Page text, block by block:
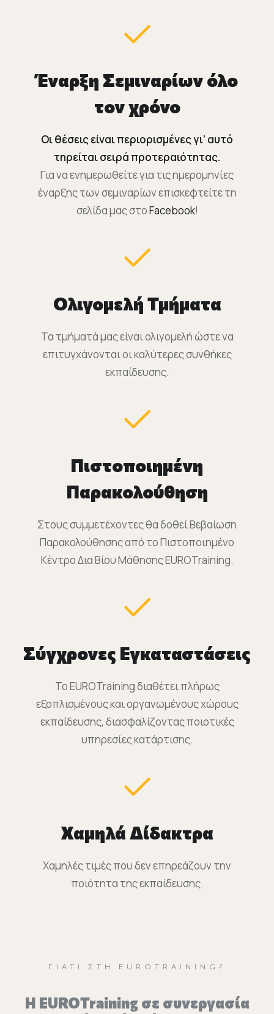
Έναρξη Σεμιναρίων όλο
τον χρόνο
Οι θέσεις είναι περιορισμένες γι’ αυτό
τηρείται σειρά προτεραιότητας.
Για να ενημερωθείτε για τις ημερομηνίες
έναρξης των σεμιναρίων επισκεφτείτε τη
σελίδα μας στοFacebook!
Ολιγομελή Τμήματα
Τα τμήματά μας είναι ολιγομελή ώστε να
επιτυγχάνονται οι καλύτερες συνθήκες
εκπαίδευσης.
Πιστοποιημένη
Παρακολούθηση
Στους συμμετέχοντες θα δοθεί Βεβαίωση
Παρακολούθησης από το Πιστοποιημένο
Κέντρο Δια Βίου Μάθησης EUROTraining.
Σύγχρονες Εγκαταστάσεις
Το EUROTraining διαθέτει πλήρως
εξοπλισμένους και οργανωμένους χώρους
εκπαίδευσης, διασφαλίζοντας ποιοτικές
υπηρεσίες κατάρτισης.
Χαμηλά Δίδακτρα
Χαμηλές τιμές που δεν επηρεάζουν την
ποιότητα της εκπαίδευσης.
ΓΙΑΤΊ ΣΤΗ EUROTRAINING?
H EUROTraining σε συνεργασία